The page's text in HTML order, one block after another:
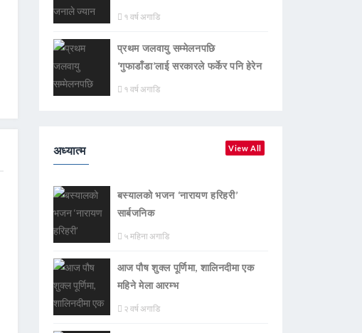
१ वर्ष अगाडि
प्रथम जलवायु सम्मेलनपछि
‘गुफाडाँडा’लाई सरकारले फर्केर पनि हेरेन
१ वर्ष अगाडि
अध्यात्म View All
बस्यालको भजन ‘नारायण हरिहरी’
सार्बजनिक
५ महिना अगाडि
आज पौष शुक्ल पूर्णिमा, शालिनदीमा एक
महिने मेला आरम्भ
२ वर्ष अगाडि